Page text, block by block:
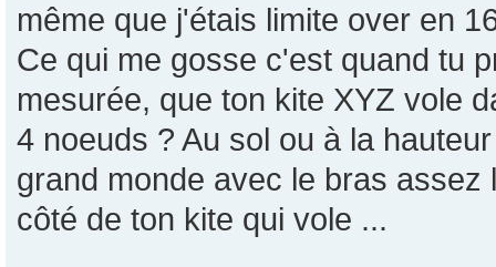
même que j'étais limite over en
Ce qui me gosse c'est quand tu
mesurée, que ton kite XYZ vole
4 noeuds ? Au sol ou à la
grand monde avec le bras
côté de ton kite qui vole ...